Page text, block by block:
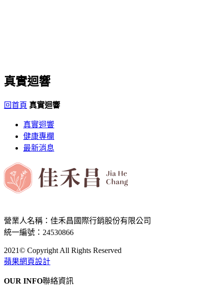
真實迴響
回首頁 真實迴響
真實迴響
健康專欄
最新消息
營業人名稱：佳禾昌國際行銷股份有限公司
統一編號：24530866
2021© Copyright All Rights Reserved
蘋果網頁設計
OUR INFO聯絡資訊